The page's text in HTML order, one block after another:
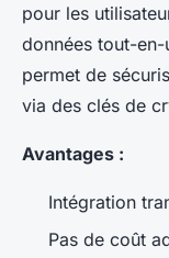
pour les
données tout-en-
permet de
via des clés de
Avantages :
Intégration
Pas de coût